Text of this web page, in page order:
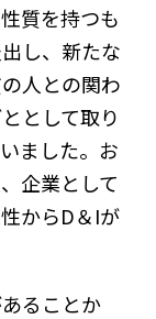
質を持つも
し、新たな
人との関わ
として取り
ました。お
企業として
からD＆Iが
ることか